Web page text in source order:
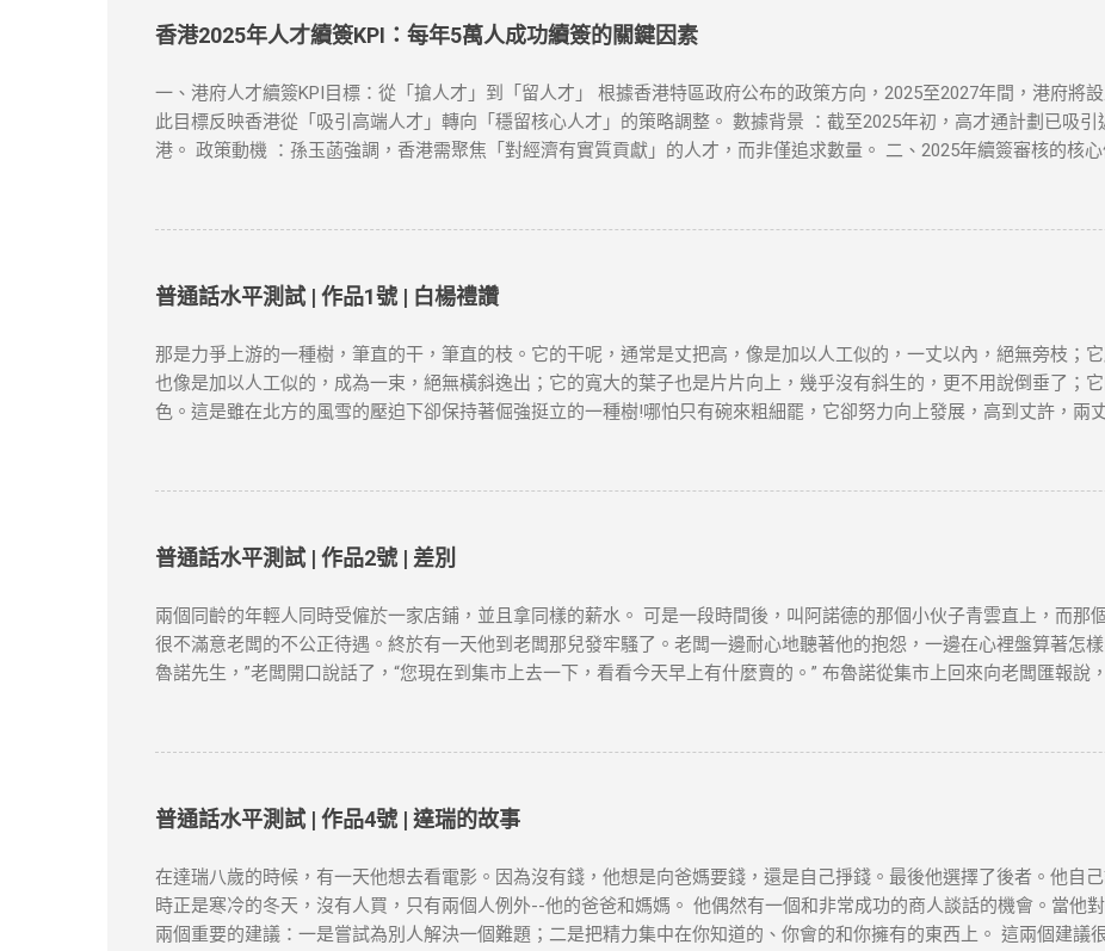
下载并安装VPN客户端 ：选择你喜欢的VPN服务商，下载安装客户端。 连接到合适的服务器 ：选择一个你想连接的地区
：如果VPN无法连接，首先检查服务器是否正常，或者尝试更换一个服务器位置。你也可以检查本地网络设置是否正确
到VPN连接并限制访问。如果出现这种情况，尝试更换不同的服务器或使用专门支持Netflix的VPN服务。 连接速度慢 ：
慢，可以尝试切换到不同的VPN服务器，或者选择具有更高速度的VPN服务。 VPN的应用 很多国外的网站和应用都受到
香港2025年人才續簽KPI：每年5萬人成功續簽的關鍵因素
一、港府人才續簽KPI目標：從「搶人才」到「留人才」 根據香港特區政府公布的政策方向，2025至2027年間，港府將
此目標反映香港從「吸引高端人才」轉向「穩留核心人才」的策略調整。 數據背景 ：截至2025年初，高才通計劃已吸
港。 政策動機 ：孫玉菡強調，香港需聚焦「對經濟有實質貢獻」的人才，而非僅追求數量。 二、2025年續簽審核的核
明（租約、水電單）、公司地址及薪俸稅/利得稅單，證明與香港的實質連結。 通常居住證明 ：每年需在港居住至少
符合「合理規模業務」標準。 4. 家庭成員在港生活 配偶與子女因素 ：若配偶在港工作、子女就讀本地學校，可作為續簽
等）。 2. 常見拒簽原因與避坑建議 誤區一：依賴「空殼公司」 高才自雇續簽需避免「虛假掛靠」，空殼公司拒批率超
未提供合理解釋，可能被視為「非通常居住」。 誤區三：收入不達標 月薪需達2萬港幣以上，且收入來源需與香港公司
1. 專業規劃與長期布局 薪俸稅與利得稅區分 ：自雇者需注意「薪俸稅」與「利得稅」差異，續簽需以薪俸稅為主。 合約
普通話水平測試 | 作品1號 | 白楊禮讚
那是力爭上游的一種樹，筆直的干，筆直的枝。它的干呢，通常是丈把高，像是加以人工似的，一丈以內，絕無旁枝；
也像是加以人工似的，成為一束，絕無橫斜逸出；它的寬大的葉子也是片片向上，幾乎沒有斜生的，更不用說倒垂了；
色。這是雖在北方的風雪的壓迫下卻保持著倔強挺立的一種樹!哪怕只有碗來粗細罷，它卻努力向上發展，高到丈許，兩
融的高原上走過，看見平坦的大地上傲然挺立這麼一株或一排白楊樹，難道你就只覺得樹只是樹，難道你就不想到它的
僅供學習用途。請各位讀者閲讀前自行衡量風險，本文筆者及網站不對讀者閲讀前後的任何行爲負責。如有錯漏或任何
普通話水平測試 | 作品2號 | 差別
兩個同齡的年輕人同時受僱於一家店鋪，並且拿同樣的薪水。 可是一段時間後，叫阿諾德的那個小伙子青雲直上，而那
很不滿意老闆的不公正待遇。終於有一天他到老闆那兒發牢騷了。老闆一邊耐心地聽著他的抱怨，一邊在心裡盤算著怎
魯諾先生，”老闆開口說話了，“您現在到集市上去一下，看看今天早上有什麼賣的。” 布魯諾從集市上回來向老闆匯報說
四十口袋，價格是多少多少；土豆質量很不錯，他帶回來一個讓老闆看看。這個農民一個鐘頭以後還會弄來幾箱西紅柿
險，本文筆者及網站不對讀者閲讀前後的任何行爲負責。如有錯漏或任何問題，筆者及網站概不負責，並保留對文章更
普通話水平測試 | 作品4號 | 達瑞的故事
在達瑞八歲的時候，有一天他想去看電影。因為沒有錢，他想是向爸媽要錢，還是自己掙錢。最後他選擇了後者。他自
時正是寒冷的冬天，沒有人買，只有兩個人例外--他的爸爸和媽媽。 他偶然有一個和非常成功的商人談話的機會。當他
兩個重要的建議：一是嘗試為別人解決一個難題；二是把精力集中在你知道的、你會的和你擁有的東西上。 這兩個建議